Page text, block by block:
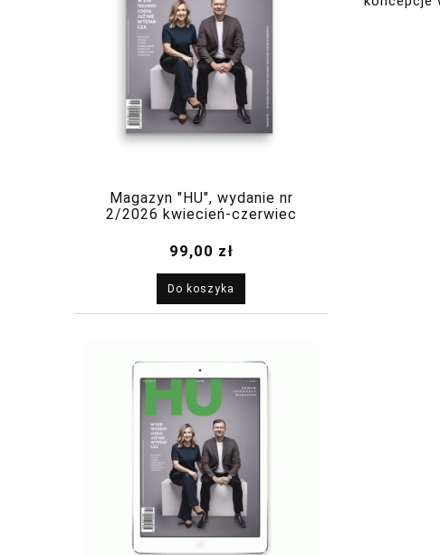
Magazyn "HU", wydanie nr
2/2026 kwiecień-czerwiec
99,00 zł
Do koszyka